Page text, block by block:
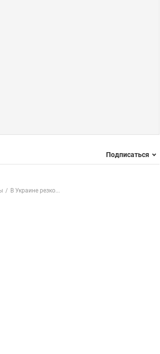
Подписаться
В Украине резко...